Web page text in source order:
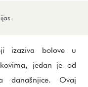
izaziva bolove u
jedan je od
današnjice. Ovaj